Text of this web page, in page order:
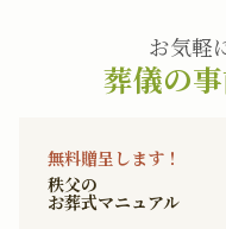
お気軽
葬儀の
無料贈呈します！
秩父の
お葬式マニュアル